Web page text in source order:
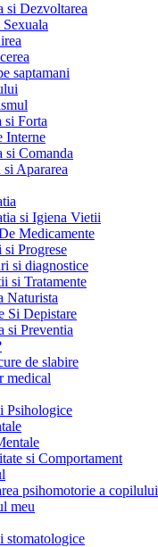
si Dezvoltarea
saptamani
si Forta
Interne
si Comanda
si Apararea
si Igiena Vietii
Medicamente
si Progrese
si diagnostice
si Tratamente
Naturista
Si Depistare
si Preventia
de slabire
medical
Psihologice
si Comportament
psihomotorie a copilului
meu
stomatologice